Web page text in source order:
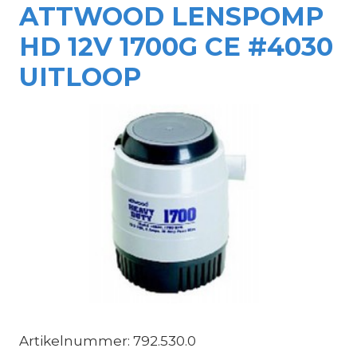
ATTWOOD LENSPOMP
HD 12V 1700G CE #4030
UITLOOP
Artikelnummer: 792.530.0